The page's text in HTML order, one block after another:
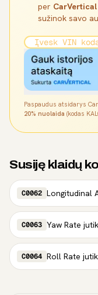
per CarVertical
sužinok savo
Paspaudus atsidarys
20% nuolaida (kodas
Susiję klaidų
C0062 Longitudinal
C0063 Yaw Rate
C0064 Roll Rate